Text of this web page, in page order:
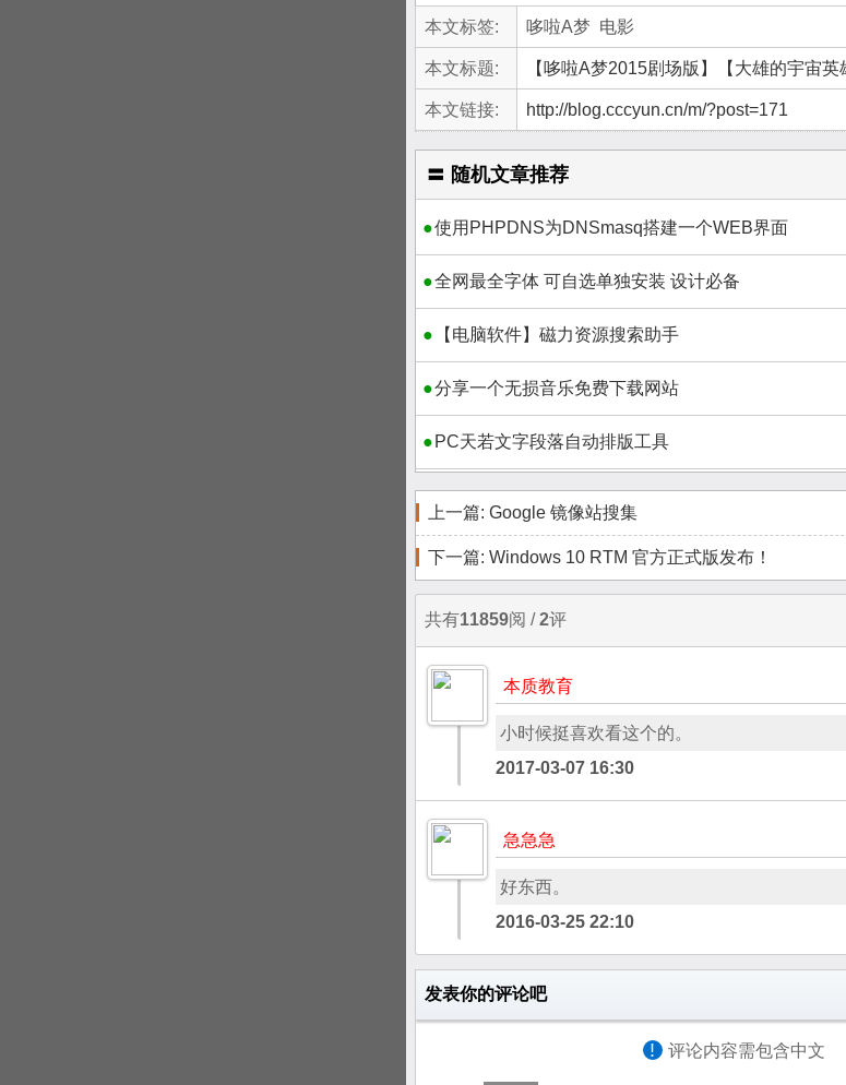
本文标签: 哆啦A梦 电影
本文标题: 【哆啦A梦2015剧场版】【大雄的宇宙英
本文链接: http://blog.cccyun.cn/m/?post=171
〓 随机文章推荐
使用PHPDNS为DNSmasq搭建一个WEB界面
全网最全字体 可自选单独安装 设计必备
【电脑软件】磁力资源搜索助手
分享一个无损音乐免费下载网站
PC天若文字段落自动排版工具
上一篇: Google 镜像站搜集
下一篇: Windows 10 RTM 官方正式版发布！
共有11859阅 /2评
本质教育
小时候挺喜欢看这个的。
2017-03-07 16:30
急急急
好东西。
2016-03-25 22:10
发表你的评论吧
! 评论内容需包含中文